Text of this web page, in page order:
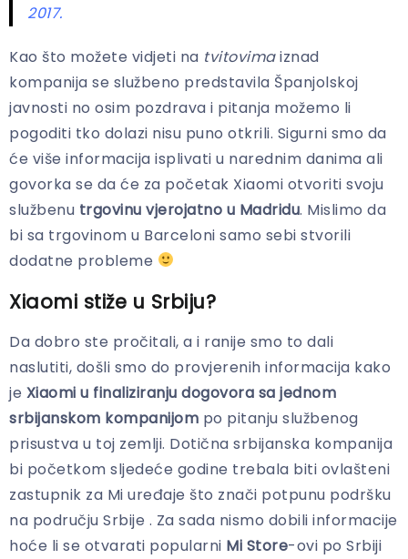
2017.
Kao što možete vidjeti na tvitovimaiznad
kompanija se službeno predstavila Španjolskoj
javnosti no osim pozdrava i pitanja možemo li
pogoditi tko dolazi nisu puno otkrili. Sigurni smo da
će više informacija isplivati u narednim danima ali
govorka se da će za početak Xiaomi otvoriti svoju
službenu trgovinu vjerojatno u Madridu. Mislimo da
bi sa trgovinom u Barceloni samo sebi stvorili
dodatne probleme
Xiaomi stiže u Srbiju?
Da dobro ste pročitali, a i ranije smo to dali
naslutiti, došli smo do provjerenih informacija kako
je Xiaomi u finaliziranju dogovora sa jednom
srbijanskom kompanijom po pitanju službenog
prisustva u toj zemlji. Dotična srbijanska kompanija
bi početkom sljedeće godine trebala biti ovlašteni
zastupnik za Mi uređaje što znači potpunu podršku
na području Srbije . Za sada nismo dobili informacije
hoće li se otvarati popularni Mi Store-ovi po Srbiji